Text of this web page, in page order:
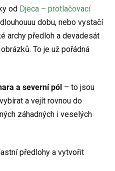
od Djeca – protlačovací
dobu, nebo vystačí
archy předloh a devadesát
To je už pořádná
a severní pól – to jsou
a vejít rovnou do
záhadných i veselých
předlohy a vytvořit